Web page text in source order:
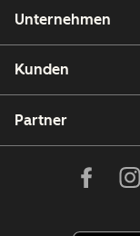
Unternehmen
Kunden
Partner